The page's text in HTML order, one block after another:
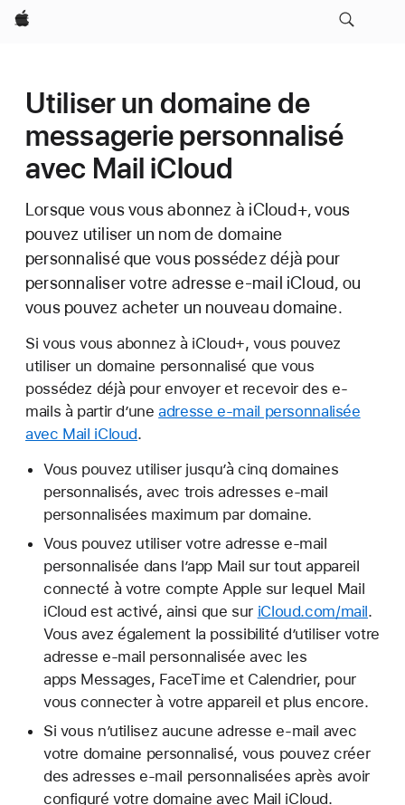
Apple
Utiliser un domaine de
messagerie personnalisé
avec Mail iCloud
Lorsque vous vous abonnez à iCloud+, vous
pouvez utiliser un nom de domaine
personnalisé que vous possédez déjà pour
personnaliser votre adresse e-mail iCloud, ou
vous pouvez acheter un nouveau domaine.
Si vous vous abonnez à iCloud+, vous pouvez
utiliser un domaine personnalisé que vous
possédez déjà pour envoyer et recevoir des e-
mails à partir d’uneadresse e-mail personnalisée
avec Mail iCloud.
Vous pouvez utiliser jusqu’à cinq domaines
personnalisés, avec trois adresses e-mail
personnalisées maximum par domaine.
Vous pouvez utiliser votre adresse e-mail
personnalisée dans l’app Mail sur tout appareil
connecté à votre compte Apple sur lequel Mail
iCloud est activé, ainsi que sur iCloud.com/mail.
Vous avez également la possibilité d’utiliser votre
adresse e-mail personnalisée avec les
apps Messages, FaceTime et Calendrier, pour
vous connecter à votre appareil et plus encore.
Si vous n’utilisez aucune adresse e-mail avec
votre domaine personnalisé, vous pouvez créer
des adresses e-mail personnalisées après avoir
configuré votre domaine avec Mail iCloud.